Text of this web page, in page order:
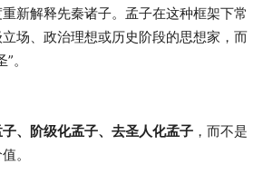
新解释先秦诸子。孟子在这种框架下常
场、政治理想或历史阶段的思想家，而
。
、阶级化孟子、去圣人化孟子 ，而不是
。